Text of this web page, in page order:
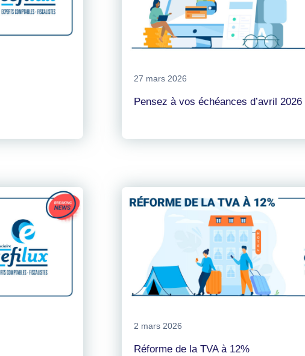
27 mars 2026
Pensez à vos échéances d’avril 2026
2 mars 2026
Réforme de la TVA à 12%